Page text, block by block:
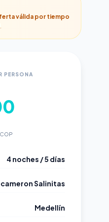
válida por tiempo
PERSONA
4 noches / 5 días
Salinitas
Medellín